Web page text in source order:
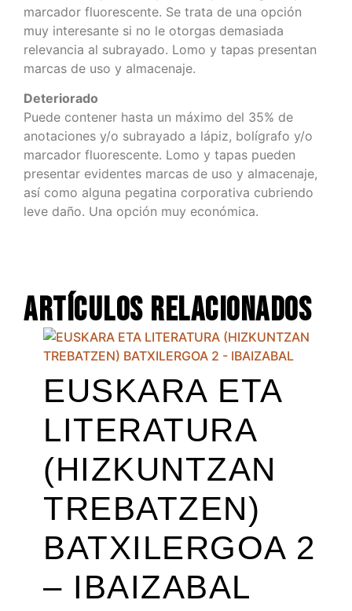
marcador fluorescente. Se trata de una opción
muy interesante si no le otorgas demasiada
relevancia al subrayado. Lomo y tapas presentan
marcas de uso y almacenaje.
Deteriorado
Puede contener hasta un máximo del 35% de
anotaciones y/o subrayado a lápiz, bolígrafo y/o
marcador fluorescente. Lomo y tapas pueden
presentar evidentes marcas de uso y almacenaje,
así como alguna pegatina corporativa cubriendo
leve daño. Una opción muy económica.
Artículos relacionados
EUSKARA ETA
LITERATURA
(HIZKUNTZAN
TREBATZEN)
BATXILERGOA 2
– IBAIZABAL